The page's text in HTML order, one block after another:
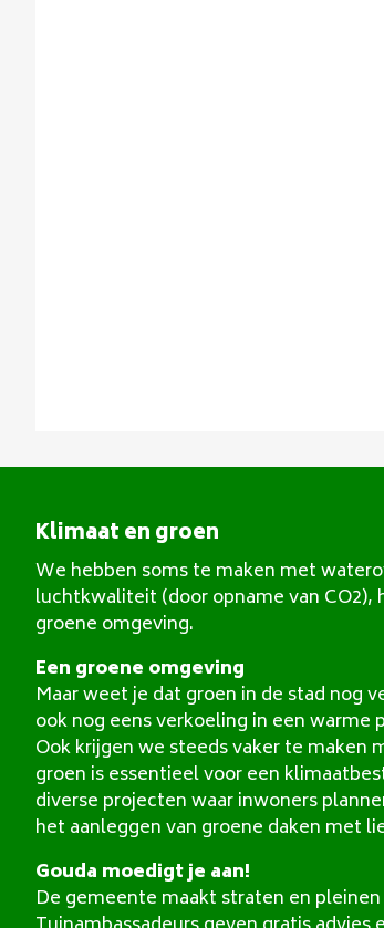
Klimaat en groen
We hebben soms te maken met
luchtkwaliteit (door opname van
groene omgeving.
Een groene omgeving
Maar weet je dat groen in de stad nog
ook nog eens verkoeling in een
Ook krijgen we steeds vaker te
groen is essentieel voor een
diverse projecten waar inwoners
het aanleggen van groene daken met
Gouda moedigt je aan!
De gemeente maakt straten en